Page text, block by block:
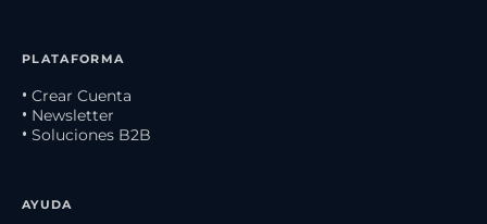
PLATAFORMA
• Crear Cuenta
• Newsletter
• Soluciones B2B
AYUDA